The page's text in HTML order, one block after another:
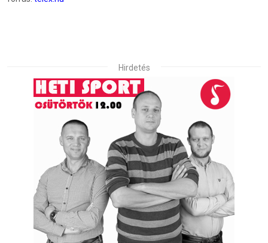
Hirdetés